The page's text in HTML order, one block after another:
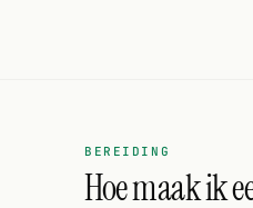
BEREIDING
Hoe maak ik